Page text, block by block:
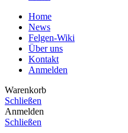
Home
News
Felgen-Wiki
Über uns
Kontakt
Anmelden
Warenkorb
Schließen
Anmelden
Schließen